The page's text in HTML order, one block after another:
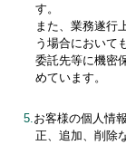
す。
また、業務遂行
う場合においても
委託先等に機密
めています。
5.お客様の個人情
正、追加、削除